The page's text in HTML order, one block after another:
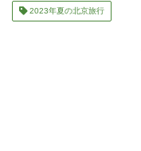
2023年夏の北京旅行